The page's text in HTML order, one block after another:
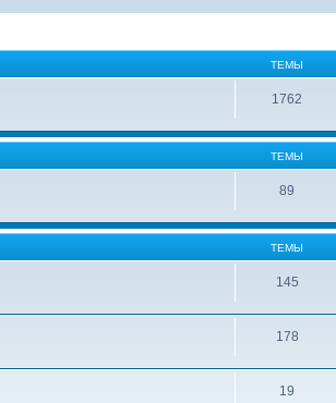
ТЕМЫ
1762
ТЕМЫ
89
ТЕМЫ
145
178
19